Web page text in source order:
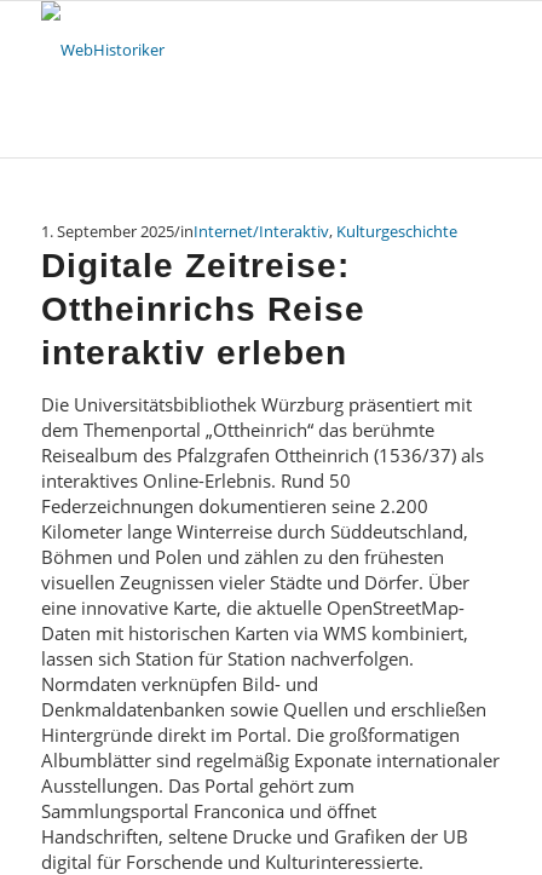
1. September 2025/inInternet/Interaktiv, Kulturgeschichte
Digitale Zeitreise:
Ottheinrichs Reise
interaktiv erleben
Die Universitätsbibliothek Würzburg präsentiert mit
dem Themenportal „Ottheinrich“ das berühmte
Reisealbum des Pfalzgrafen Ottheinrich (1536/37) als
interaktives Online-Erlebnis. Rund 50
Federzeichnungen dokumentieren seine 2.200
Kilometer lange Winterreise durch Süddeutschland,
Böhmen und Polen und zählen zu den frühesten
visuellen Zeugnissen vieler Städte und Dörfer. Über
eine innovative Karte, die aktuelle OpenStreetMap-
Daten mit historischen Karten via WMS kombiniert,
lassen sich Station für Station nachverfolgen.
Normdaten verknüpfen Bild- und
Denkmaldatenbanken sowie Quellen und erschließen
Hintergründe direkt im Portal. Die großformatigen
Albumblätter sind regelmäßig Exponate internationaler
Ausstellungen. Das Portal gehört zum
Sammlungsportal Franconica und öffnet
Handschriften, seltene Drucke und Grafiken der UB
digital für Forschende und Kulturinteressierte.